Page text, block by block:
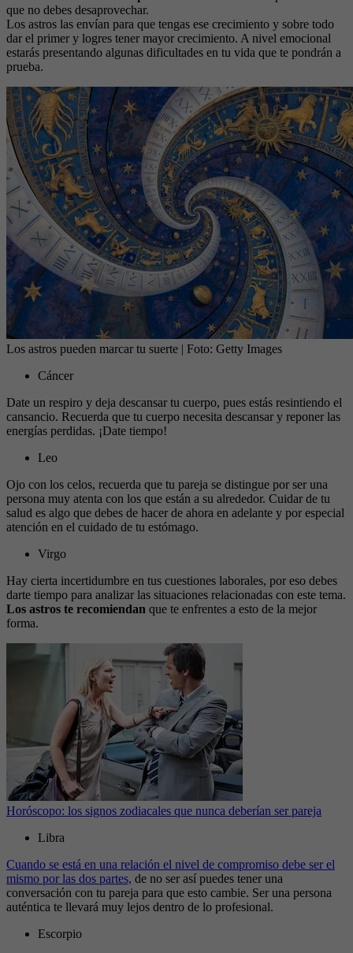
que no debes desaprovechar.
Los astros las envían para que tengas ese crecimiento y sobre todo
dar el primer y logres tener mayor crecimiento. A nivel emocional
estarás presentando algunas dificultades en tu vida que te pondrán a
prueba.
Los astros pueden marcar tu suerte | Foto: Getty Images
Cáncer
Date un respiro y deja descansar tu cuerpo, pues estás resintiendo el
cansancio. Recuerda que tu cuerpo necesita descansar y reponer las
energías perdidas. ¡Date tiempo!
Leo
Ojo con los celos, recuerda que tu pareja se distingue por ser una
persona muy atenta con los que están a su alrededor. Cuidar de tu
salud es algo que debes de hacer de ahora en adelante y por especial
atención en el cuidado de tu estómago.
Virgo
Hay cierta incertidumbre en tus cuestiones laborales, por eso debes
darte tiempo para analizar las situaciones relacionadas con este tema.
Los astros te recomiendan que te enfrentes a esto de la mejor
forma.
Horóscopo: los signos zodiacales que nunca deberían ser pareja
Libra
Cuando se está en una relación el nivel de compromiso debe ser el
mismo por las dos partes, de no ser así puedes tener una
conversación con tu pareja para que esto cambie. Ser una persona
auténtica te llevará muy lejos dentro de lo profesional.
Escorpio